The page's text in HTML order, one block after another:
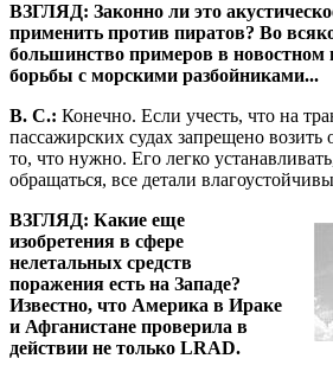
ВЗГЛЯД: Законно ли это
применить против пиратов? Во
большинство примеров в новостном
борьбы с морскими разбойниками...
В. С.: Конечно. Если учесть, что на
пассажирских судах запрещено
то, что нужно. Его легко
обращаться, все детали
ВЗГЛЯД: Какие еще
изобретения в сфере
нелетальных средств
поражения есть на Западе?
Известно, что Америка в Ираке
и Афганистане проверила в
действии не только LRAD.